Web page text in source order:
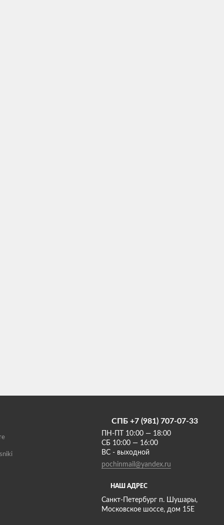
НАШ АДРЕС
Санкт-Петербург п. Шушары,
Московское шоссе, дом 15Е
СПБ +7 (981) 707-07-33
ПН-ПТ 10:00 — 18:00
СБ 10:00 — 16:00
ВС - выходной
pochinmail@yandex.ru